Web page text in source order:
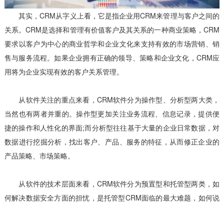
其实，CRM从字义上看，它是指企业用CRM来管理与客户之间的
关系。CRM是选择和管理有价值客户及其关系的一种商业策略，CRM
要求以客户为中心的商业哲学和企业文化来支持有效的市场营销、销
售与服务流程。如果企业拥有正确的领导、策略和企业文化，CRM应
用将为企业实现有效的客户关系管理。
从软件关注的重点来看，CRM软件分为操作型、分析型两大类，
当然也有两者并重的。操作型更加关注业务流程、信息记录，提供便
捷的操作和人性化的界面;而分析型往往基于大量的企业日常数据，对
数据进行挖掘分析，找出客户、产品、服务的特征，从而修正企业的
产品策略、市场策略。
从软件的技术层面来看，CRM软件分为预置型和托管型两类，如
何解决数据安全方面的担忧，是托管型CRM面临的最大难题，如何说